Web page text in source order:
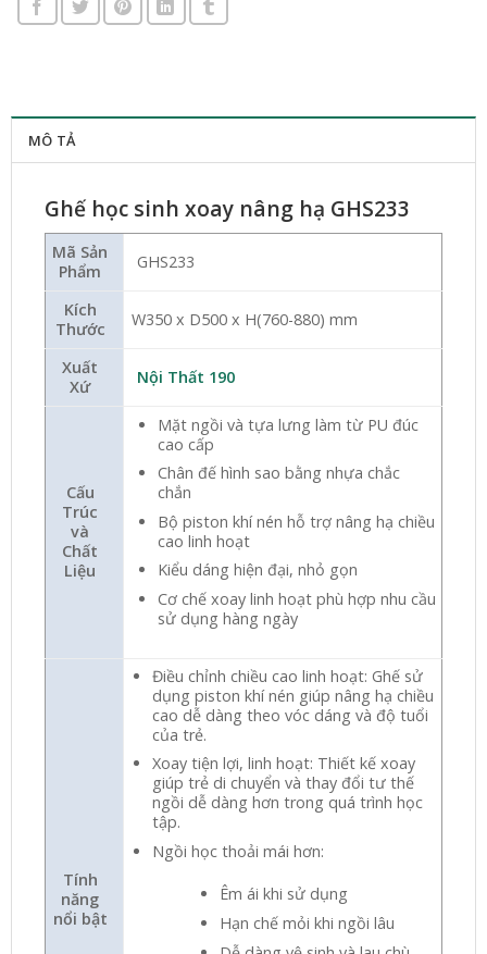
MÔ TẢ
Ghế học sinh xoay nâng hạ GHS233
Mã Sản
Phẩm
GHS233
Kích
Thước
W350 x D500 x H(760-880) mm
Xuất
Xứ
Nội Thất 190
Cấu
Trúc
và
Chất
Liệu
Mặt ngồi và tựa lưng làm từ PU đúc
cao cấp
Chân đế hình sao bằng nhựa chắc
chắn
Bộ piston khí nén hỗ trợ nâng hạ chiều
cao linh hoạt
Kiểu dáng hiện đại, nhỏ gọn
Cơ chế xoay linh hoạt phù hợp nhu cầu
sử dụng hàng ngày
Tính
năng
nổi bật
Điều chỉnh chiều cao linh hoạt: Ghế sử
dụng piston khí nén giúp nâng hạ chiều
cao dễ dàng theo vóc dáng và độ tuổi
của trẻ.
Xoay tiện lợi, linh hoạt: Thiết kế xoay
giúp trẻ di chuyển và thay đổi tư thế
ngồi dễ dàng hơn trong quá trình học
tập.
Ngồi học thoải mái hơn:
Êm ái khi sử dụng
Hạn chế mỏi khi ngồi lâu